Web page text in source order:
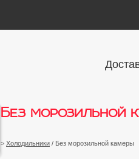
Без морозильной
> Холодильники / Без морозильной камеры